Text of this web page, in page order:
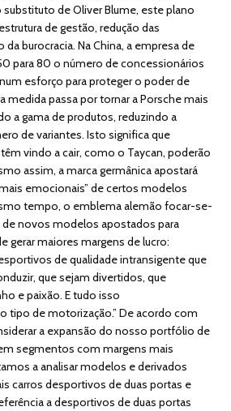
de Oliver Blume, este plano
de gestão, redução das
da burocracia. Na China, a empresa de
para 80 o número de concessionários
esforço para proteger o poder de
medida passa por tornar a Porsche mais
a gama de produtos, reduzindo a
de variantes. Isto significa que
vindo a cair, como o Taycan, poderão
assim, a marca germânica apostará
emocionais” de certos modelos
tempo, o emblema alemão focar-se-
novos modelos apostados para
gerar maiores margens de lucro:
de qualidade intransigente que
que sejam divertidos, que
e paixão. E tudo isso
tipo de motorização.” De acordo com
a expansão do nosso portfólio de
segmentos com margens mais
a analisar modelos e derivados
carros desportivos de duas portas e
a desportivos de duas portas